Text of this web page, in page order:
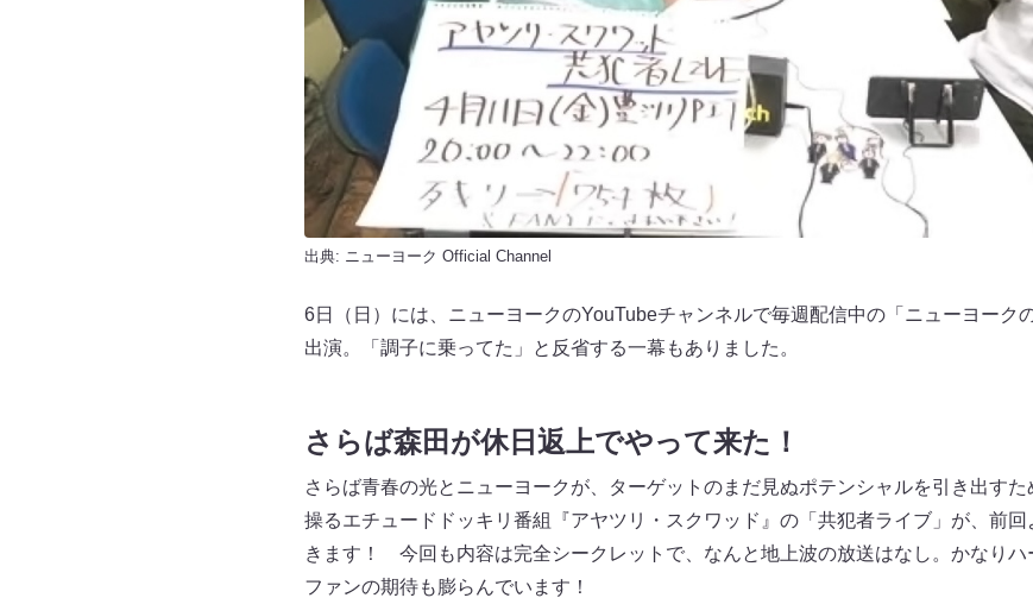
出典: ニューヨーク Official Channel
6日（日）には、ニューヨークのYouTubeチャンネルで毎週配信中の「ニューヨーク
出演。「調子に乗ってた」と反省する一幕もありました。
さらば森田が休日返上でやって来た！
さらば青春の光とニューヨークが、ターゲットのまだ見ぬポテンシャルを引き出す
操るエチュードドッキリ番組『アヤツリ・スクワッド』の「共犯者ライブ」が、前
きます！ 今回も内容は完全シークレットで、なんと地上波の放送はなし。かなりハ
ファンの期待も膨らんでいます！